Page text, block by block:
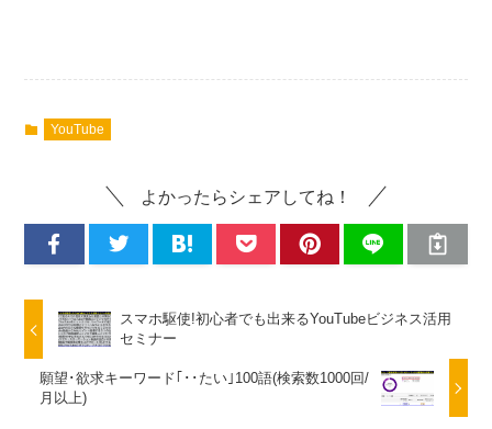
YouTube
よかったらシェアしてね！
スマホ駆使!初心者でも出来るYouTubeビジネス活用
セミナー
願望･欲求キーワード｢･･たい｣100語(検索数1000回/
月以上)